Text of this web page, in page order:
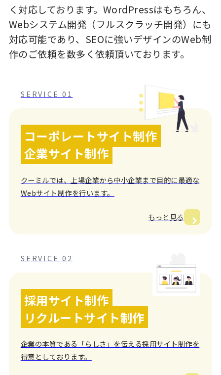
く対応しております。WordPressはもちろん、
Webシステム開発（フルスクラッチ開発）にも
対応可能であり、SEOに強いデザインのWeb制
作のご依頼を数多く依頼頂いております。
SERVICE 01
コーポレートサイト制作
企業サイト制作
クーミルでは、上場企業から中小企業まで目的に最適な
Webサイト制作を行います。
もっと見る
SERVICE 02
採用サイト制作
リクルートサイト制作
企業の本質である「らしさ」を伝える採用サイト制作を
得意としております。